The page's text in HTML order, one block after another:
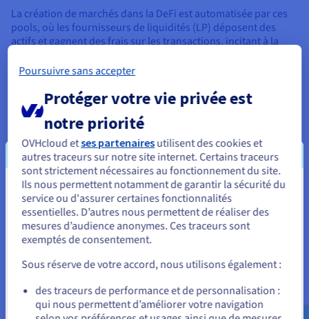
La création de marchés dans la DeFi est automatisée par ces
pools, où les fournisseurs de liquidités (LP) déposent des
actifs et gagnent des frais sur les transactions, incitant à la
rendement, qui déplacent automatiquement les fonds vers les
opportunités les plus rentables, ainsi qu’aux prêts flash, qui
permettent d’emprunter sans garantie pour réaliser des
opérations d’arbitrage instantané.
Ce système crée des marchés efficaces, 24 h/24, 7 j/7.
Néanmoins, la perte impermanente, où les LP perdent de la
valeur en raison des fluctuations de prix, constitue un risque.
Dans l'ensemble, ces mécanismes démocratisent la création
de marchés, qui a traditionnellement été dominée par des
institutions, favorisant un écosystème dynamique et
autosuffisant.
Avantages de la finance
décentralisée
Vous semblez être localisé en États-
Unis.
Pour commander, rendez-vous sur le site de votre pays (États-
Allez sur le site États-Unis
us.ovhcloud.com/
Anglais USD - $
Poursuivre sans accepter
Protéger votre vie privée est
notre priorité
OVHcloud etses partenairesutilisent des cookies et
autres traceurs sur notre site internet. Certains traceurs
sont strictement nécessaires au fonctionnement du site.
Ils nous permettent notamment de garantir la sécurité du
service ou d'assurer certaines fonctionnalités
essentielles. D’autres nous permettent de réaliser des
mesures d’audience anonymes. Ces traceurs sont
exemptés de consentement.
Sous réserve de votre accord, nous utilisons également :
des traceurs de performance et de personnalisation :
qui nous permettent d’améliorer votre navigation